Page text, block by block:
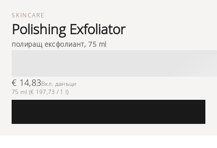
SKINCARE
Polishing Exfoliator
полиращ ексфолиант, 75 ml
€ 14,83Вкл. данъци
75 ml (€ 197,73 / 1 l)